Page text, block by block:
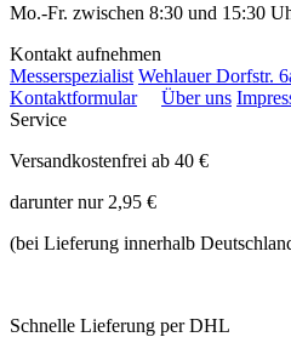
Mo.-Fr. zwischen 8:30 und 15:30
Kontakt aufnehmen
Messerspezialist Wehlauer Dorfstr.
Kontaktformular
Über uns
Service
Versandkostenfrei ab 40 €
darunter nur 2,95 €
(bei Lieferung innerhalb
Schnelle Lieferung per DHL